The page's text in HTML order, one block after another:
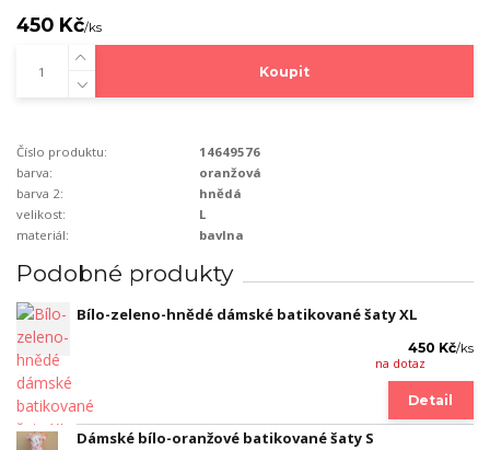
450 Kč/ks
Koupit
Číslo produktu:
14649576
barva:
oranžová
barva 2:
hnědá
velikost:
L
materiál:
bavlna
Podobné produkty
Bílo-zeleno-hnědé dámské batikované šaty XL
450 Kč/ks
na dotaz
Detail
Dámské bílo-oranžové batikované šaty S